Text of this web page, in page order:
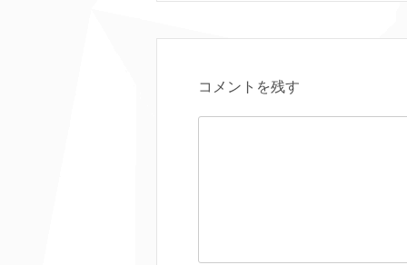
コメントを残す